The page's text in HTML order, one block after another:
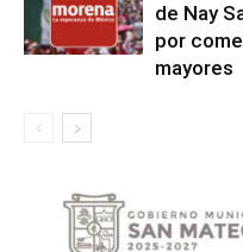
de Nay
por
mayores